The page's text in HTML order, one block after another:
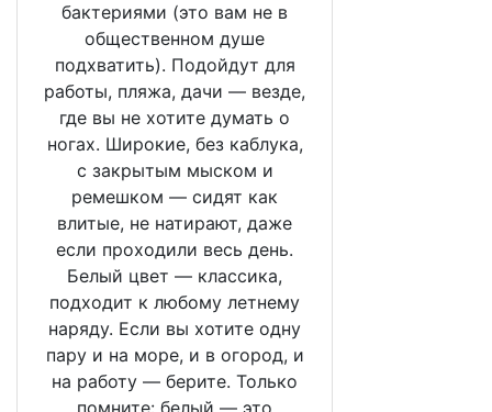
бактериями (это вам не в
общественном душе
подхватить). Подойдут для
работы, пляжа, дачи — везде,
где вы не хотите думать о
ногах. Широкие, без каблука,
с закрытым мыском и
ремешком — сидят как
влитые, не натирают, даже
если проходили весь день.
Белый цвет — классика,
подходит к любому летнему
наряду. Если вы хотите одну
пару и на море, и в огород, и
на работу — берите. Только